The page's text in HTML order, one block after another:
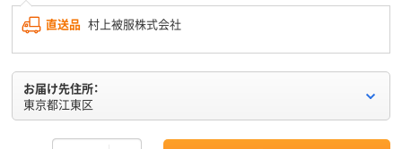
直送品 村上被服株式会社
お届け先住所：
東京都江東区